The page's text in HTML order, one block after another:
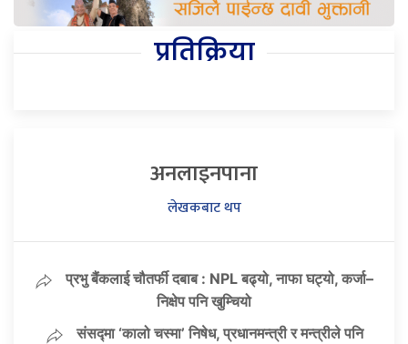
प्रतिक्रिया
अनलाइनपाना
लेखकबाट थप
प्रभु बैंकलाई चौतर्फी दबाब : NPL बढ्यो, नाफा घट्यो, कर्जा–
निक्षेप पनि खुम्चियो
संसद्मा ‘कालो चस्मा’ निषेध, प्रधानमन्त्री र मन्त्रीले पनि